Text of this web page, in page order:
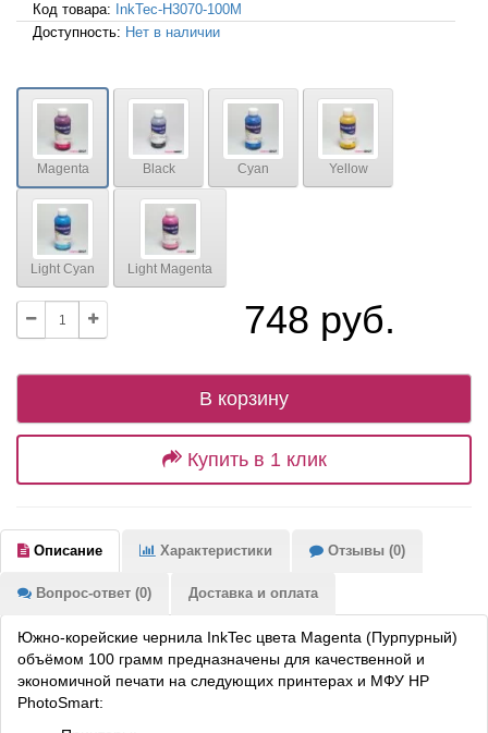
Код товара: InkTec-H3070-100M
Доступность: Нет в наличии
Magenta Black Cyan Yellow
Light Cyan Light Magenta
748 руб.
В корзину
Купить в 1 клик
Описание Характеристики Отзывы (0)
Вопрос-ответ (0) Доставка и оплата
Южно-корейские чернила InkTec цвета Magenta (Пурпурный)
объёмом 100 грамм предназначены для качественной и
экономичной печати на следующих принтерах и МФУ HP
PhotoSmart: